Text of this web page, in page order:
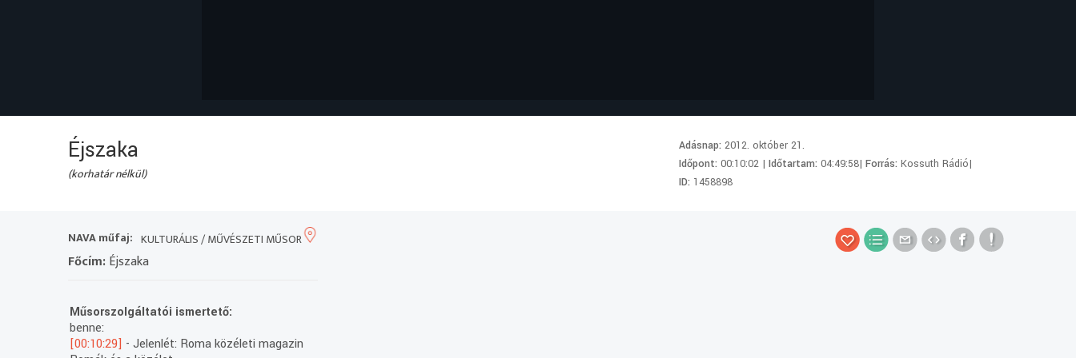
Éjszaka
(korhatár nélkül)
Adásnap:2012. október 21.
Időpont:00:10:02 |Időtartam:04:49:58|Forrás:Kossuth Rádió|
ID: 1458898
NAVA műfaj: KULTURÁLIS / MŰVÉSZETI MŰSOR
Főcím:Éjszaka
Műsorszolgáltatói ismertető:
benne:
[00:10:29] - Jelenlét: Roma közéleti magazin